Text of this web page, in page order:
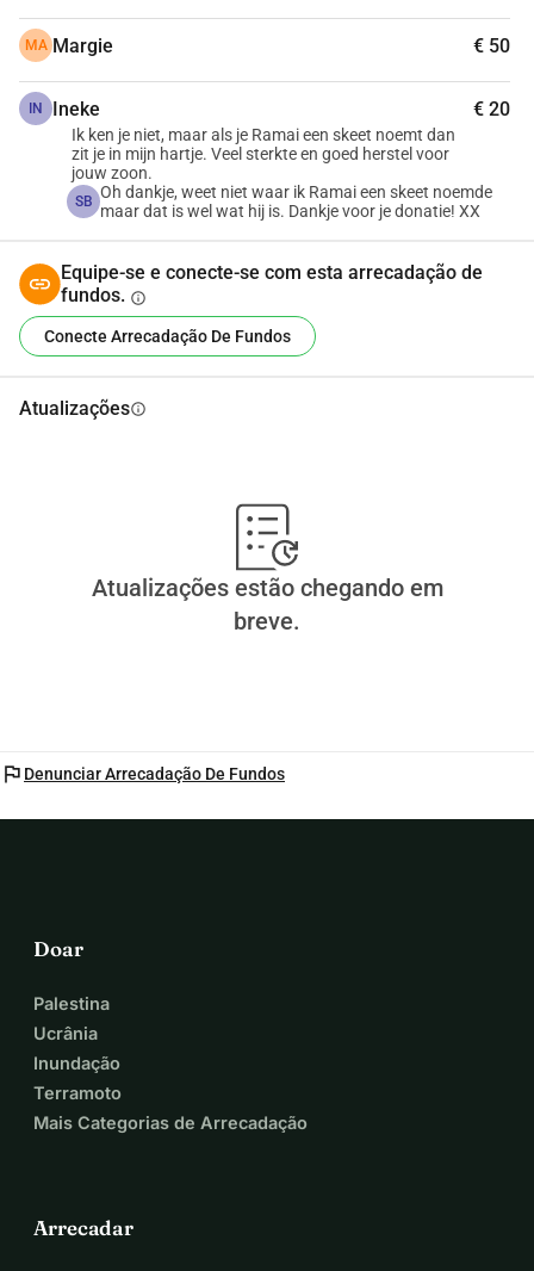
MA Margie € 50
IN Ineke € 20
Ik ken je niet, maar als je Ramai een skeet noemt dan
zit je in mijn hartje. Veel sterkte en goed herstel voor
jouw zoon.
SB Oh dankje, weet niet waar ik Ramai een skeet noemde
maar dat is wel wat hij is. Dankje voor je donatie! XX
Equipe-se e conecte-se com esta arrecadação de
fundos. info
Conecte Arrecadação De Fundos
Atualizaçõesinfo
Atualizações estão chegando em
breve.
flag Denunciar Arrecadação De Fundos
Doar
Palestina
Ucrânia
Inundação
Terramoto
Mais Categorias de Arrecadação
Arrecadar